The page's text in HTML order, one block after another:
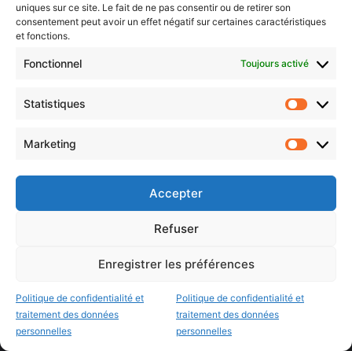
uniques sur ce site. Le fait de ne pas consentir ou de retirer son
consentement peut avoir un effet négatif sur certaines caractéristiques
et fonctions.
Fonctionnel Toujours activé
Statistiques
Marketing
Accepter
Refuser
Enregistrer les préférences
Politique de confidentialité et
traitement des données
personnelles
Politique de confidentialité et
traitement des données
personnelles
Dossiers à la Une
Histoire de Metz
Lorraine)
Newsletter gratuite
Choisissez : matin, soir ou hebdo ?
Les infos essentielles de la région à lire au moment où cela vous
Entrez
votre